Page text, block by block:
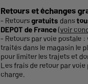
Retours et échanges
- Retoursgratuits dans
DEPOT de France(voir
- Retours par voie postale
traités dans le magasin le
pour limiter les trajets et
Les frais de retour par
charge.